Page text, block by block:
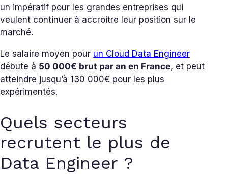
un impératif pour les grandes entreprises qui
veulent continuer à accroitre leur position sur le
marché.
Le salaire moyen pour un Cloud Data Engineer
débute à 50 000€ brut par an en France, et peut
atteindre jusqu’à 130 000€ pour les plus
expérimentés.
Quels secteurs
recrutent le plus de
Data Engineer ?